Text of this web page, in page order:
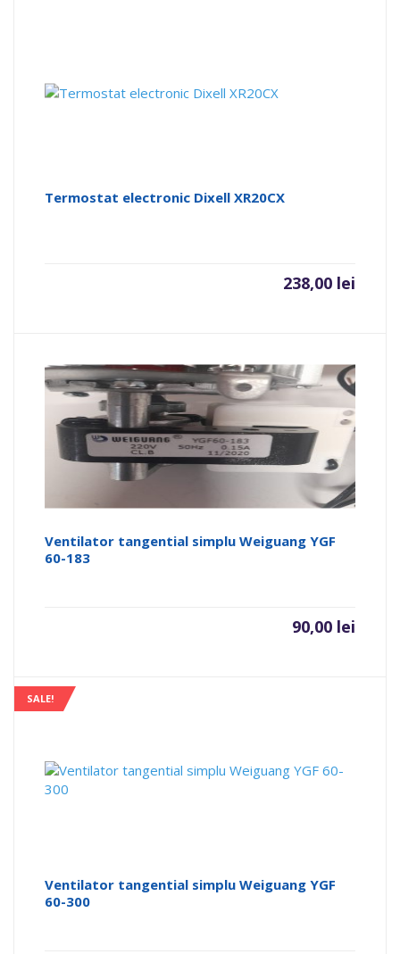
Termostat electronic Dixell XR20CX
238,00 lei
Ventilator tangential simplu Weiguang YGF
60-183
90,00 lei
SALE!
Ventilator tangential simplu Weiguang YGF
60-300